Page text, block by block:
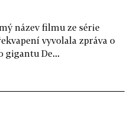
název filmu ze série
vyvolala zpráva o
gigantu De...